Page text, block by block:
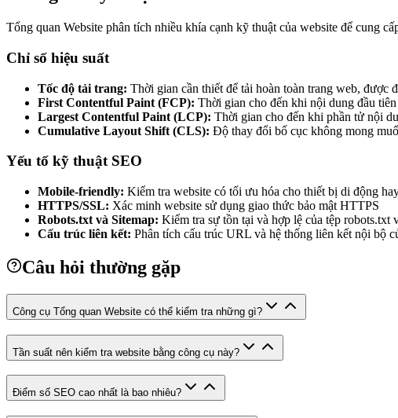
Tổng quan Website phân tích nhiều khía cạnh kỹ thuật của website để cung
Chỉ số hiệu suất
Tốc độ tải trang: Thời gian cần thiết để tải hoàn toàn trang web, được
First Contentful Paint (FCP): Thời gian cho đến khi nội dung đầu
Largest Contentful Paint (LCP): Thời gian cho đến khi phần tử nội
Cumulative Layout Shift (CLS): Độ thay đổi bố cục không mong
Yếu tố kỹ thuật SEO
Mobile-friendly: Kiểm tra website có tối ưu hóa cho thiết bị di động
HTTPS/SSL: Xác minh website sử dụng giao thức bảo mật HTTPS
Robots.txt và Sitemap: Kiểm tra sự tồn tại và hợp lệ của tệp robots.txt
Cấu trúc liên kết: Phân tích cấu trúc URL và hệ thống liên kết nội bộ
Câu hỏi thường gặp
Công cụ Tổng quan Website có thể kiểm tra những gì?
Tần suất nên kiểm tra website bằng công cụ này?
Điểm số SEO cao nhất là bao nhiêu?